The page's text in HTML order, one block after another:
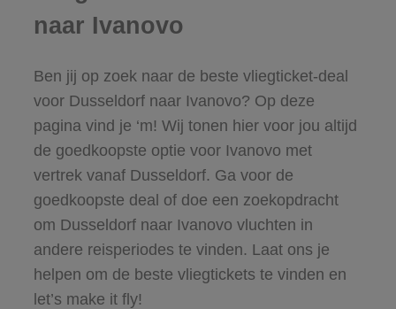
naar Ivanovo
Ben jij op zoek naar de beste vliegticket-deal
voor Dusseldorf naar Ivanovo? Op deze
pagina vind je ‘m! Wij tonen hier voor jou altijd
de goedkoopste optie voor Ivanovo met
vertrek vanaf Dusseldorf. Ga voor de
goedkoopste deal of doe een zoekopdracht
om Dusseldorf naar Ivanovo vluchten in
andere reisperiodes te vinden. Laat ons je
helpen om de beste vliegtickets te vinden en
let’s make it fly!